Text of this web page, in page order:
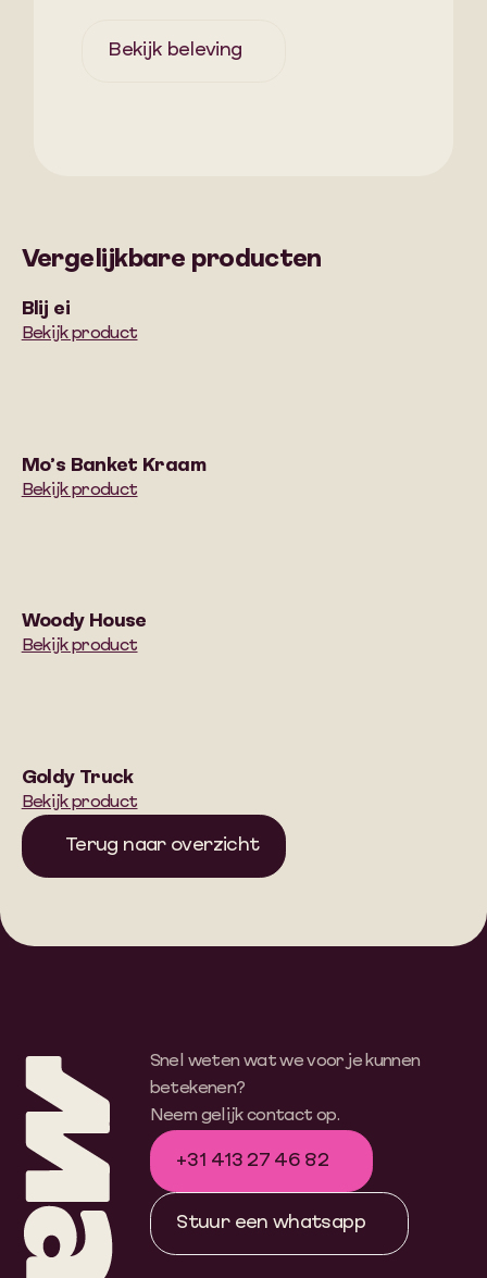
Bekijk beleving
Vergelijkbare producten
Blij ei
Bekijk product
Mo’s Banket Kraam
Bekijk product
Woody House
Bekijk product
Goldy Truck
Bekijk product
Terug naar overzicht
Snel weten wat we voor je kunnen
betekenen?
Neem gelijk contact op.
+31 413 27 46 82
Stuur een whatsapp